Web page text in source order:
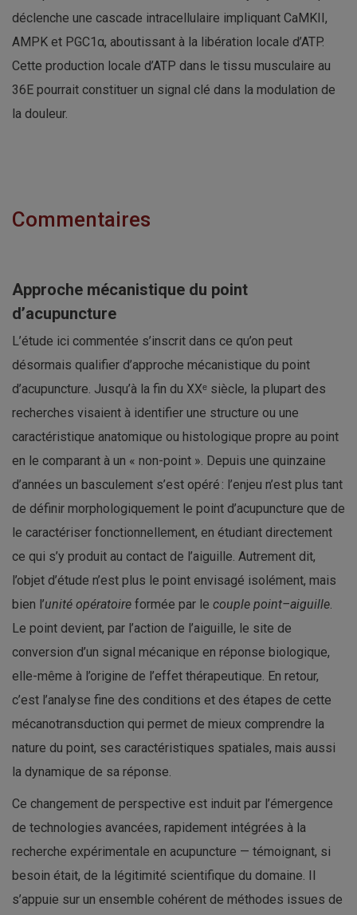
déclenche une cascade intracellulaire impliquant CaMKII,
AMPK et PGC1α, aboutissant à la libération locale d’ATP.
Cette production locale d’ATP dans le tissu musculaire au
36E pourrait constituer un signal clé dans la modulation de
la douleur.
Commentaires
Approche mécanistique du point
d’acupuncture
L’étude ici commentée s’inscrit dans ce qu’on peut
désormais qualifier d’approche mécanistique du point
d’acupuncture. Jusqu’à la fin du XXᵉ siècle, la plupart des
recherches visaient à identifier une structure ou une
caractéristique anatomique ou histologique propre au point
en le comparant à un « non-point ». Depuis une quinzaine
d’années un basculement s’est opéré : l’enjeu n’est plus tant
de définir morphologiquement le point d’acupuncture que de
le caractériser fonctionnellement, en étudiant directement
ce qui s’y produit au contact de l’aiguille. Autrement dit,
l’objet d’étude n’est plus le point envisagé isolément, mais
bien l’unité opératoire formée par le couple point–aiguille.
Le point devient, par l’action de l’aiguille, le site de
conversion d’un signal mécanique en réponse biologique,
elle-même à l’origine de l’effet thérapeutique. En retour,
c’est l’analyse fine des conditions et des étapes de cette
mécanotransduction qui permet de mieux comprendre la
nature du point, ses caractéristiques spatiales, mais aussi
la dynamique de sa réponse.
Ce changement de perspective est induit par l’émergence
de technologies avancées, rapidement intégrées à la
recherche expérimentale en acupuncture — témoignant, si
besoin était, de la légitimité scientifique du domaine. Il
s’appuie sur un ensemble cohérent de méthodes issues de